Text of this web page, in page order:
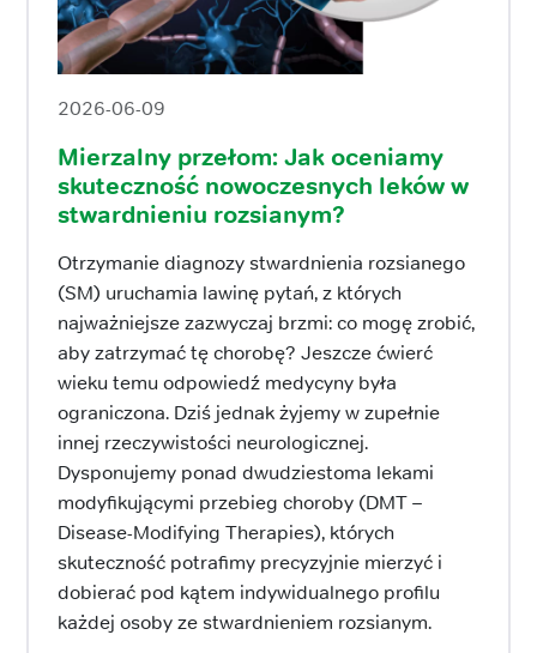
2026-06-09
Mierzalny przełom: Jak oceniamy
skuteczność nowoczesnych leków w
stwardnieniu rozsianym?
Otrzymanie diagnozy stwardnienia rozsianego
(SM) uruchamia lawinę pytań, z których
najważniejsze zazwyczaj brzmi: co mogę zrobić,
aby zatrzymać tę chorobę? Jeszcze ćwierć
wieku temu odpowiedź medycyny była
ograniczona. Dziś jednak żyjemy w zupełnie
innej rzeczywistości neurologicznej.
Dysponujemy ponad dwudziestoma lekami
modyfikującymi przebieg choroby (DMT –
Disease-Modifying Therapies), których
skuteczność potrafimy precyzyjnie mierzyć i
dobierać pod kątem indywidualnego profilu
każdej osoby ze stwardnieniem rozsianym.